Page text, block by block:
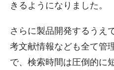
きるようになりました。
さらに製品開発するうえ
考文献情報なども全て管
で、検索時間は圧倒的に